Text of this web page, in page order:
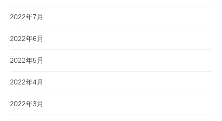
2022年7月
2022年6月
2022年5月
2022年4月
2022年3月